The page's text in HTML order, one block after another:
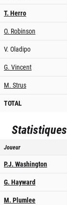
T. Herro
O. Robinson
V. Oladipo
G. Vincent
M. Strus
TOTAL
Statistiques
Joueur
P.J. Washington
G. Hayward
M. Plumlee